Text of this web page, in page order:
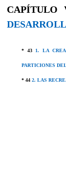
CAPÍTULO
* 43 1. LA
PARTICIONES
* 44 2. LAS